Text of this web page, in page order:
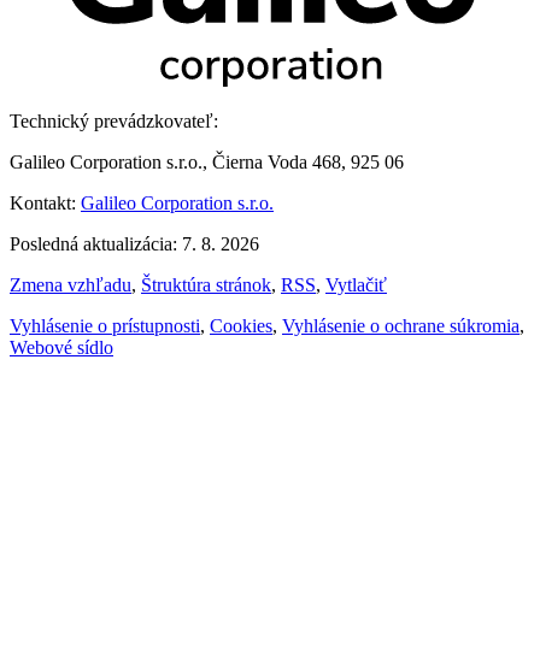
Technický prevádzkovateľ:
Galileo Corporation s.r.o., Čierna Voda 468, 925 06
Kontakt: Galileo Corporation s.r.o.
Posledná aktualizácia: 7. 8. 2026
Zmena vzhľadu, Štruktúra stránok, RSS, Vytlačiť
Vyhlásenie o prístupnosti, Cookies, Vyhlásenie o ochrane súkromia,
Webové sídlo